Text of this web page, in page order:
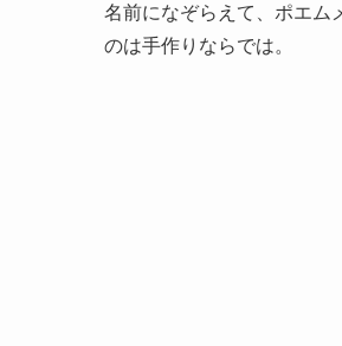
名前になぞらえて、ポエム
のは手作りならでは。